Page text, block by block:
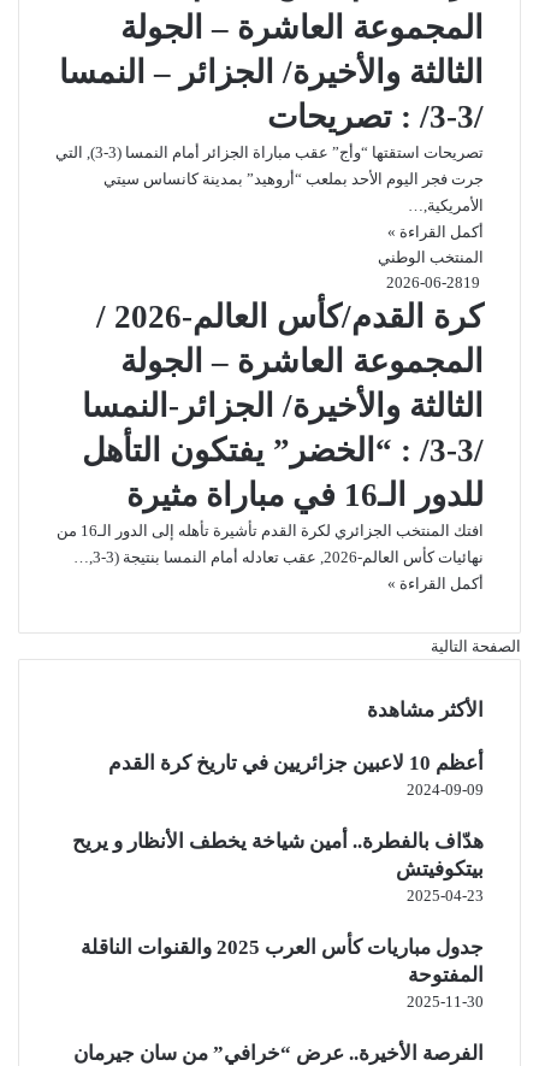
المجموعة العاشرة – الجولة
الثالثة والأخيرة/ الجزائر – النمسا
/3-3/ : تصريحات
تصريحات استقتها “وأج” عقب مباراة الجزائر أمام النمسا (3-3), التي
جرت فجر اليوم الأحد بملعب “أروهيد” بمدينة كانساس سيتي
الأمريكية,…
أكمل القراءة »
المنتخب الوطني
2026-06-28
كرة القدم/كأس العالم-2026 /
المجموعة العاشرة – الجولة
الثالثة والأخيرة/ الجزائر-النمسا
/3-3/ : “الخضر” يفتكون التأهل
للدور الـ16 في مباراة مثيرة
افتك المنتخب الجزائري لكرة القدم تأشيرة تأهله إلى الدور الـ16 من
نهائيات كأس العالم-2026, عقب تعادله أمام النمسا بنتيجة (3-3,…
أكمل القراءة »
الصفحة التالية
الأكثر مشاهدة
أعظم 10 لاعبين جزائريين في تاريخ كرة القدم
2024-09-09
هدّاف بالفطرة.. أمين شياخة يخطف الأنظار و يريح
بيتكوفيتش
2025-04-23
جدول مباريات كأس العرب 2025 والقنوات الناقلة
المفتوحة
2025-11-30
الفرصة الأخيرة.. عرض “خرافي” من سان جيرمان